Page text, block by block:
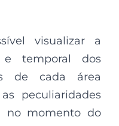
visualizar a
e temporal dos
de cada área
peculiaridades
no momento do